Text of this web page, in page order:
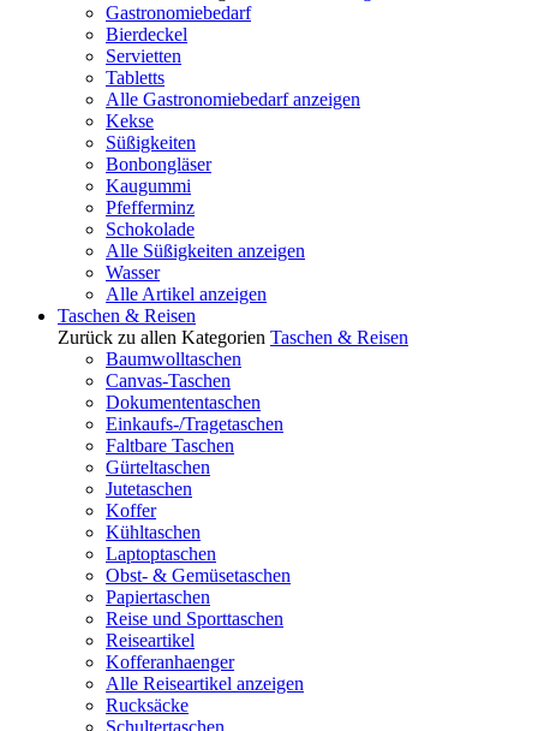
Gastronomiebedarf
Bierdeckel
Servietten
Tabletts
Alle Gastronomiebedarf anzeigen
Kekse
Süßigkeiten
Bonbongläser
Kaugummi
Pfefferminz
Schokolade
Alle Süßigkeiten anzeigen
Wasser
Alle Artikel anzeigen
Taschen & Reisen
Zurück zu allen Kategorien Taschen & Reisen
Baumwolltaschen
Canvas-Taschen
Dokumententaschen
Einkaufs-/Tragetaschen
Faltbare Taschen
Gürteltaschen
Jutetaschen
Koffer
Kühltaschen
Laptoptaschen
Obst- & Gemüsetaschen
Papiertaschen
Reise und Sporttaschen
Reiseartikel
Kofferanhaenger
Alle Reiseartikel anzeigen
Rucksäcke
Schultertaschen